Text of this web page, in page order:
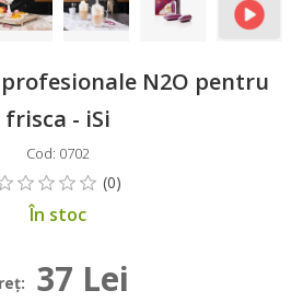
profesionale N2O pentru
frisca - iSi
Cod: 0702
În stoc
37 Lei